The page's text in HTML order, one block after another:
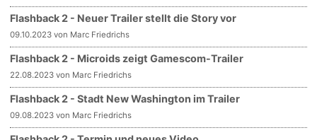
Flashback 2 - Neuer Trailer stellt die Story vor
09.10.2023 von Marc Friedrichs
Flashback 2 - Microids zeigt Gamescom-Trailer
22.08.2023 von Marc Friedrichs
Flashback 2 - Stadt New Washington im Trailer
09.08.2023 von Marc Friedrichs